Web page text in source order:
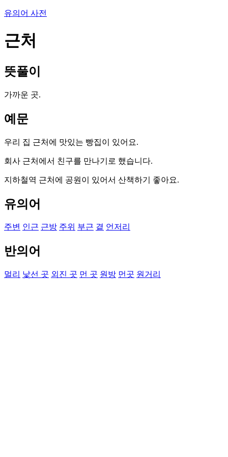
유의어 사전
근처
뜻풀이
가까운 곳.
예문
우리 집 근처에 맛있는 빵집이 있어요.
회사 근처에서 친구를 만나기로 했습니다.
지하철역 근처에 공원이 있어서 산책하기 좋아요.
유의어
주변 인근 근방 주위 부근 곁 언저리
반의어
멀리 낯선 곳 외진 곳 먼 곳 원방 먼곳 원거리